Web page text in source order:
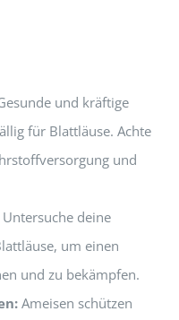
und kräftige
für Blattläuse. Achte
und
deine
um einen
und zu bekämpfen.
Ameisen schützen